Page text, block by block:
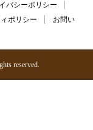
バシーポリシー
ポリシー
お問い
reserved.